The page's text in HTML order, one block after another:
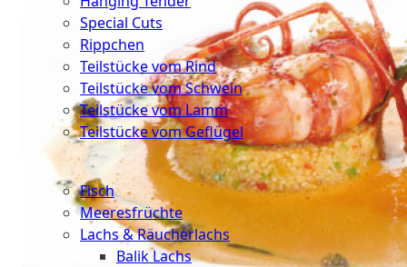
Special Cuts
Rippchen
Teilstücke vom Rind
Teilstücke vom Schwein
Teilstücke vom Lamm
Teilstücke vom Geflügel
Seafood
Fisch
Meeresfrüchte
Lachs & Räucherlachs
Balik Lachs